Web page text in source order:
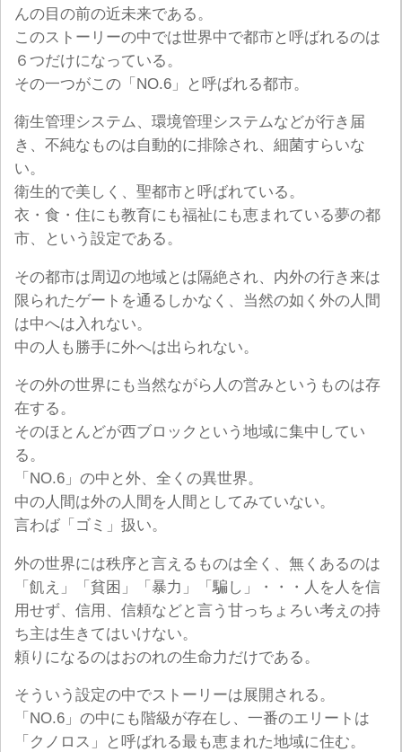
んの目の前の近未来である。
このストーリーの中では世界中で都市と呼ばれるのは
６つだけになっている。
その一つがこの「NO.6」と呼ばれる都市。
衛生管理システム、環境管理システムなどが行き届
き、不純なものは自動的に排除され、細菌すらいな
い。
衛生的で美しく、聖都市と呼ばれている。
衣・食・住にも教育にも福祉にも恵まれている夢の都
市、という設定である。
その都市は周辺の地域とは隔絶され、内外の行き来は
限られたゲートを通るしかなく、当然の如く外の人間
は中へは入れない。
中の人も勝手に外へは出られない。
その外の世界にも当然ながら人の営みというものは存
在する。
そのほとんどが西ブロックという地域に集中してい
る。
「NO.6」の中と外、全くの異世界。
中の人間は外の人間を人間としてみていない。
言わば「ゴミ」扱い。
外の世界には秩序と言えるものは全く、無くあるのは
「飢え」「貧困」「暴力」「騙し」・・・人を人を信
用せず、信用、信頼などと言う甘っちょろい考えの持
ち主は生きてはいけない。
頼りになるのはおのれの生命力だけである。
そういう設定の中でストーリーは展開される。
「NO.6」の中にも階級が存在し、一番のエリートは
「クノロス」と呼ばれる最も恵まれた地域に住む。